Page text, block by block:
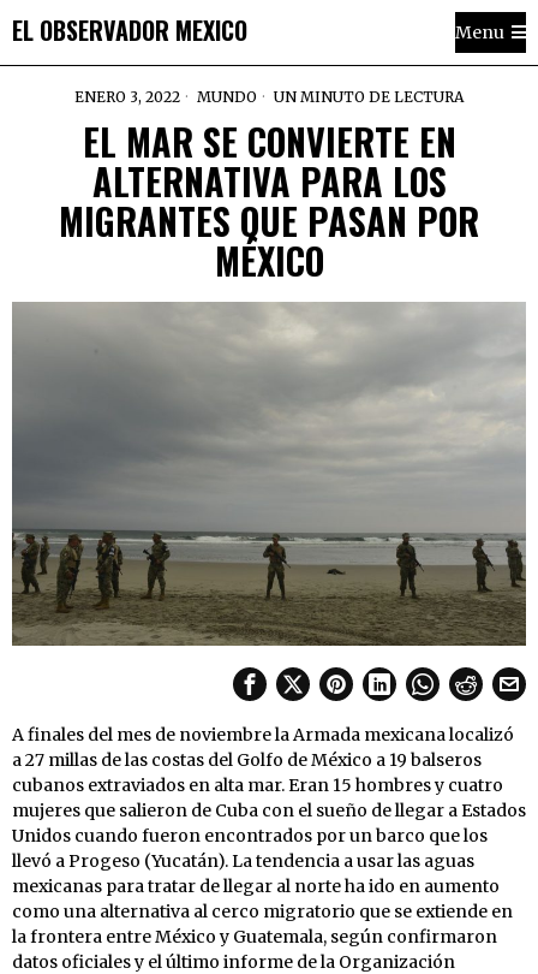
EL OBSERVADOR MEXICO Menu
ENERO 3, 2022 MUNDO UN MINUTO DE LECTURA
EL MAR SE CONVIERTE EN
ALTERNATIVA PARA LOS
MIGRANTES QUE PASAN POR
MÉXICO
A finales del mes de noviembre la Armada mexicana localizó
a 27 millas de las costas del Golfo de México a 19 balseros
cubanos extraviados en alta mar. Eran 15 hombres y cuatro
mujeres que salieron de Cuba con el sueño de llegar a Estados
Unidos cuando fueron encontrados por un barco que los
llevó a Progeso (Yucatán). La tendencia a usar las aguas
mexicanas para tratar de llegar al norte ha ido en aumento
como una alternativa al cerco migratorio que se extiende en
la frontera entre México y Guatemala, según confirmaron
datos oficiales y el último informe de la Organización